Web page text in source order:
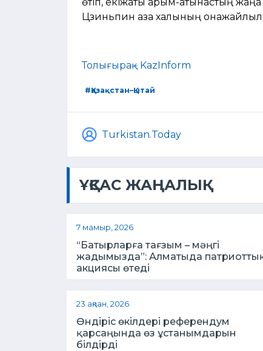
Цзиньпин қазақ халқының
Толығырақ - KazInform
#Қазақстан–Қытай
Turkistan.Today
ҰҚСАС ЖАҢАЛЫҚ
7 мамыр, 2026
“Батырларға тағзым – мәңгі
жадымызда”: Алматыда
акциясы өтеді
23 ақпан, 2026
Өндіріс өкілдері референдум
қарсаңында өз ұстанымдарын
білдірді